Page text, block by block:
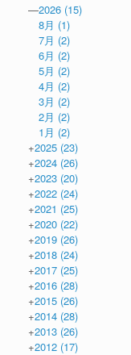
—2026 (15)
8月 (1)
7月 (2)
6月 (2)
5月 (2)
4月 (2)
3月 (2)
2月 (2)
1月 (2)
+2025 (23)
+2024 (26)
+2023 (20)
+2022 (24)
+2021 (25)
+2020 (22)
+2019 (26)
+2018 (24)
+2017 (25)
+2016 (28)
+2015 (26)
+2014 (28)
+2013 (26)
+2012 (17)